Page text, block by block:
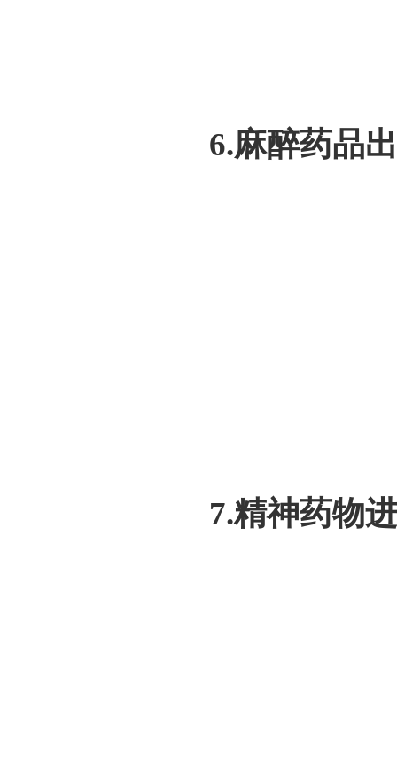
6.麻醉药品出口
7.精神药物进口